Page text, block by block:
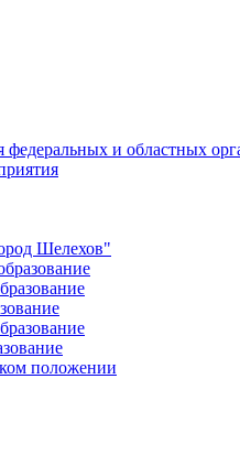
федеральных и областных
Шелехов"
положении